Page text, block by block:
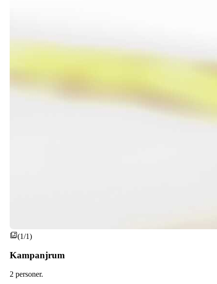
(1/1)
Kampanjrum
2 personer.